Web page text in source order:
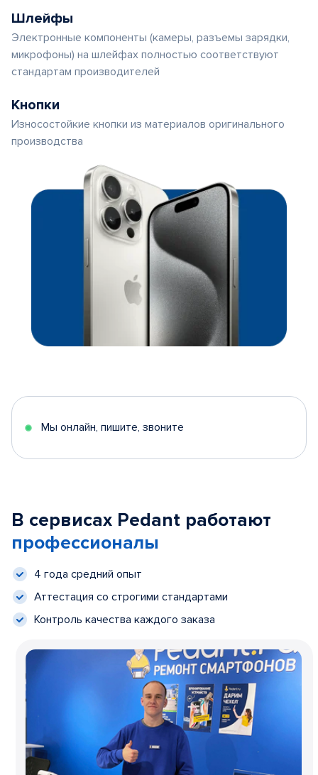
Шлейфы
Электронные компоненты (камеры, разъемы зарядки,
микрофоны) на шлейфах полностью соответствуют
стандартам производителей
Кнопки
Износостойкие кнопки из материалов оригинального
производства
Мы онлайн, пишите, звоните
В сервисах Pedant работают
профессионалы
4 года средний опыт
Аттестация со строгими стандартами
Контроль качества каждого заказа